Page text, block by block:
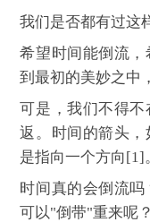
我们是否都有过
希望时间能倒流
到最初的美妙之
可是，我们不得
返。时间的箭头
是指向一个方向[1]
时间真的会倒流
可以"倒带"重来呢？